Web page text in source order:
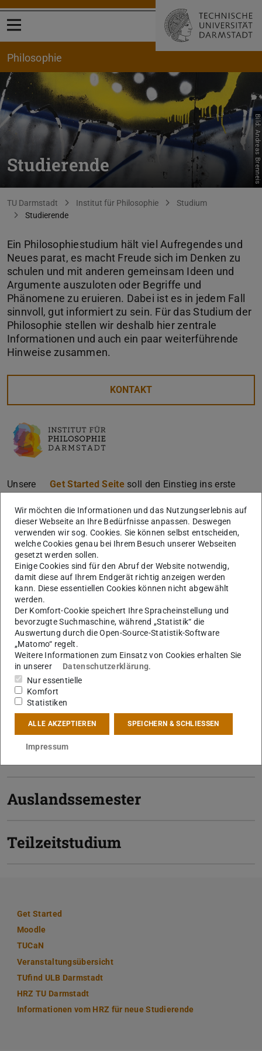
Menü öffnen
Philosophie
Studierende Bild: Andreas Brenneis
Sie befinden sich hier:
TU Darmstadt Institut für Philosophie
Studium
Studierende
Ein Philosophiestudium hält viel Aufregendes und
Neues parat, es macht Freude sich im Denken zu
schulen und mit anderen gemeinsam Ideen und
Argumente auszuloten oder Begriffe und
Phänomene zu eruieren. Dabei ist es in jedem Fall
sinnvoll, gut informiert zu sein. Für das Studium der
Philosophie stellen wir deshalb hier zentrale
Informationen und auch ein paar weiterführende
Hinweise zusammen.
KONTAKT
Unsere Get Started Seitesoll den Einstieg ins erste
Sie finden hier Informationen zum Institut, Kontaktdaten
für weitere Beratung und
wichtige Links.
Veranstaltungen
Service & Beratung
Studentisches Leben
Eigenständigkeitserklärung
Theorie und Praxis
Auslandssemester
Teilzeitstudium
Get Started
Moodle
TUCaN
Veranstaltungsübersicht(wird in neuem Tab geöffnet)
TUfind ULB Darmstadt
HRZ TU Darmstadt
Informationen vom HRZ für neue Studierende
Wir möchten die Informationen und das Nutzungserlebnis auf
dieser Webseite an Ihre Bedürfnisse anpassen. Deswegen
verwenden wir sog. Cookies. Sie können selbst entscheiden,
welche Cookies genau bei Ihrem Besuch unserer Webseiten
gesetzt werden sollen.
Einige Cookies sind für den Abruf der Website notwendig,
damit diese auf Ihrem Endgerät richtig anzeigen werden
kann. Diese essentiellen Cookies können nicht abgewählt
werden.
Der Komfort-Cookie speichert Ihre Spracheinstellung und
bevorzugte Suchmaschine, während „Statistik“ die
Auswertung durch die Open-Source-Statistik-Software
„Matomo“ regelt.
Weitere Informationen zum Einsatz von Cookies erhalten Sie
in unserer
Datenschutzerklärung.
Nur essentielle
Komfort
Statistiken
ALLE AKZEPTIEREN SPEICHERN & SCHLIESSEN
Impressum